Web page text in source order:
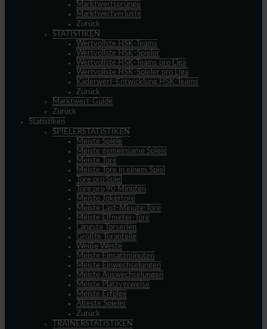
Marktwertsprünge
Marktwertverluste
Zurück
STATISTIKEN
Wertvollste HSK-Teams
Wertvollste HSK-Spieler
Wertvollste HSK-Teams pro Liga
Wertvollste HSK-Spieler pro Liga
Kaderwert-Entwicklung HSK-Teams
Zurück
Marktwert-Guide
Zurück
Statistiken
SPIELERSTATISTIKEN
Meiste Spiele
Meiste gemeinsame Spiele
Meiste Tore
Meiste Tore in einem Spiel
Tore pro Spiel
Tore pro 90 Minuten
Meiste Jokertore
Meiste Last-Minute-Tore
Meiste Elfmeter-Tore
Längste Torserien
Größte Toranteile
Weiße Weste
Meiste Einsatzminuten
Meiste Einwechselungen
Meiste Auswechselungen
Meiste Platzverweise
Meiste Erfolge
Älteste Spieler
Zurück
TRAINERSTATISTIKEN